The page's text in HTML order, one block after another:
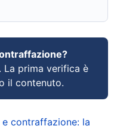
. La prima verifica è
il contenuto.
contraffazione: la